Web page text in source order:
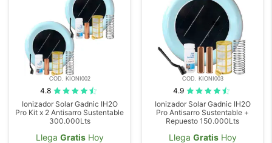
COD. KIONI002
4.8
Ionizador Solar Gadnic IH2O
Pro Kit x 2 Antisarro Sustentable
300.000Lts
Llega GratisHoy
COD. KIONI003
4.9
Ionizador Solar Gadnic IH2O
Pro Antisarro Sustentable +
Repuesto 150.000Lts
Llega GratisHoy